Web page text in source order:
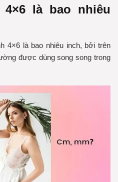
là bao nhiêu
4×6 là bao nhiêu inch, bởi trên
được dùng song song trong